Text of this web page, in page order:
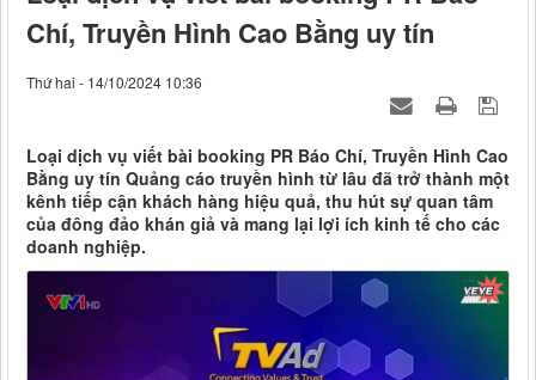
Chí, Truyền Hình Cao Bằng uy tín
Thứ hai - 14/10/2024 10:36
Loại dịch vụ viết bài booking PR Báo Chí, Truyền Hình Cao
Bằng uy tín Quảng cáo truyền hình từ lâu đã trở thành một
kênh tiếp cận khách hàng hiệu quả, thu hút sự quan tâm
của đông đảo khán giả và mang lại lợi ích kinh tế cho các
doanh nghiệp.